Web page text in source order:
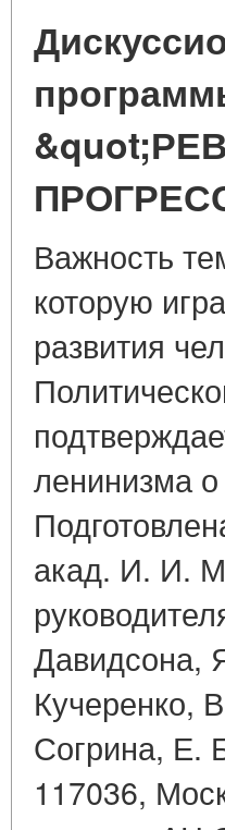
Важность
которую
развития
ленинизма
акад. И. И.
Давидсона,
Кучеренко,
Согрина, Е.
117036,